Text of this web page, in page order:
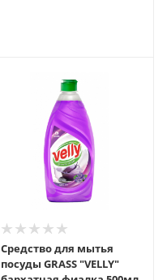
Средство для мытья
посуды GRASS "VELLY"